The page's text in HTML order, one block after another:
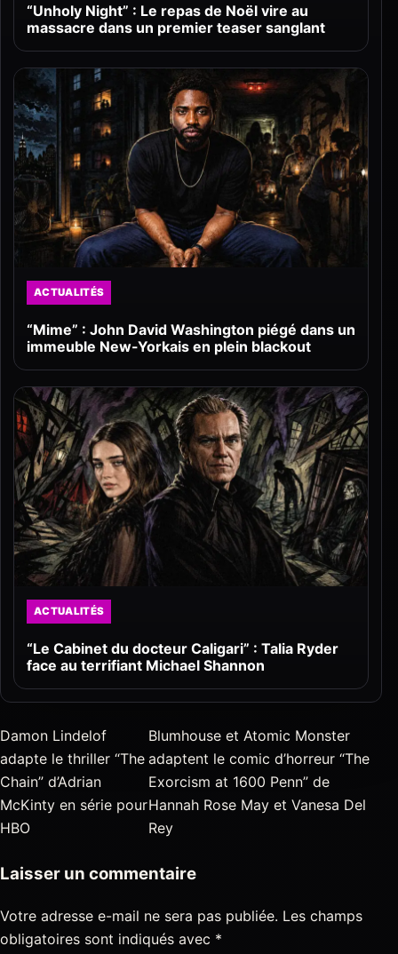
“Unholy Night” : Le repas de Noël vire au
massacre dans un premier teaser sanglant
ACTUALITÉS
“Mime” : John David Washington piégé dans un
immeuble New-Yorkais en plein blackout
ACTUALITÉS
“Le Cabinet du docteur Caligari” : Talia Ryder
face au terrifiant Michael Shannon
Damon Lindelof
adapte le thriller “The
Chain” d’Adrian
McKinty en série pour
HBO
Blumhouse et Atomic Monster
adaptent le comic d’horreur “The
Exorcism at 1600 Penn” de
Hannah Rose May et Vanesa Del
Rey
Laisser un commentaire
Votre adresse e-mail ne sera pas publiée. Les champs
obligatoires sont indiqués avec *